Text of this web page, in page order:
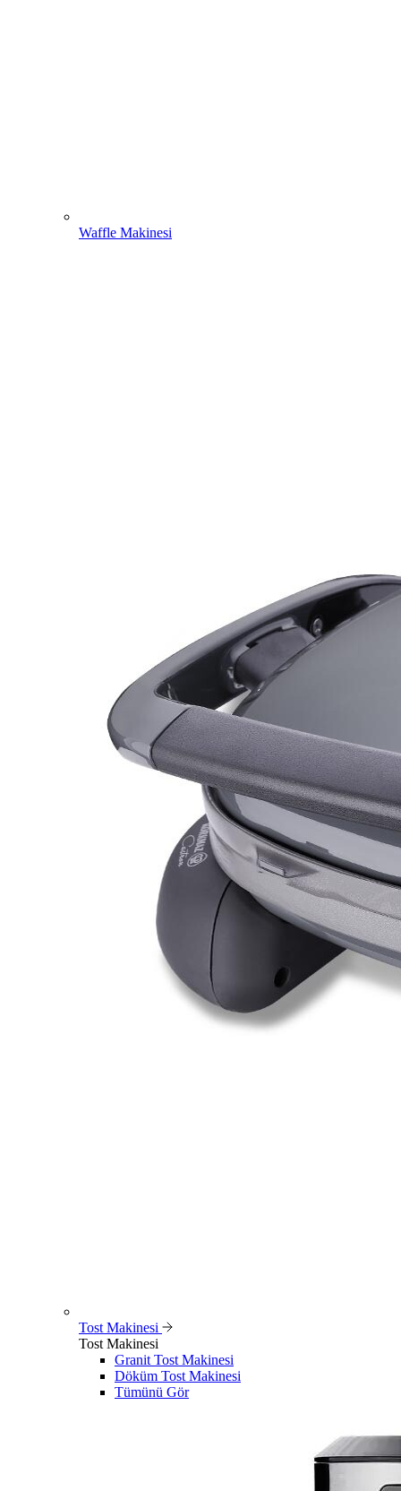
Waffle Makinesi
Tost Makinesi
Tost Makinesi
Granit Tost Makinesi
Döküm Tost Makinesi
Tümünü Gör